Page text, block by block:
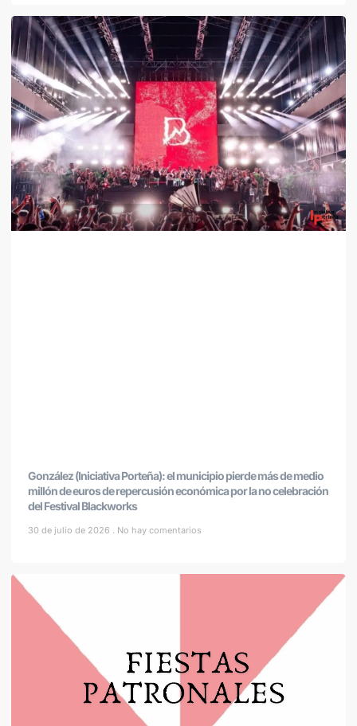
González (Iniciativa Porteña): el municipio pierde más de medio
millón de euros de repercusión económica por la no celebración
del Festival Blackworks
30 de julio de 2026 No hay comentarios